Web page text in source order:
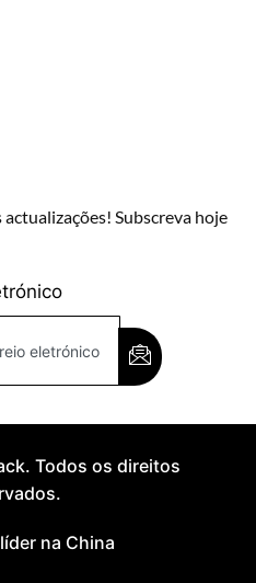
Subscreva hoje
Todos os direitos
na China